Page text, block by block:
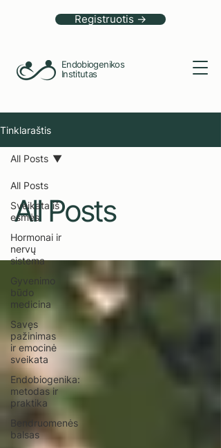
Endobiogenikos
Institutas
Registruotis →
Tinklaraštis
All Posts
Sveikata iš
esmės
Hormonai ir
nervų
sistema
Gyvenimo
būdo
medicina
Savęs
pažinimas
ir emocinė
sveikata
Endobiogenika:
metodas ir
praktika
Bendruomenės
balsas
All Posts
All Posts